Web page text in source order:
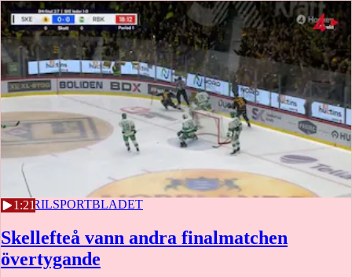
0:42
1:21
25 APRILSPORTBLADET
Skellefteå vann andra finalmatchen
övertygande